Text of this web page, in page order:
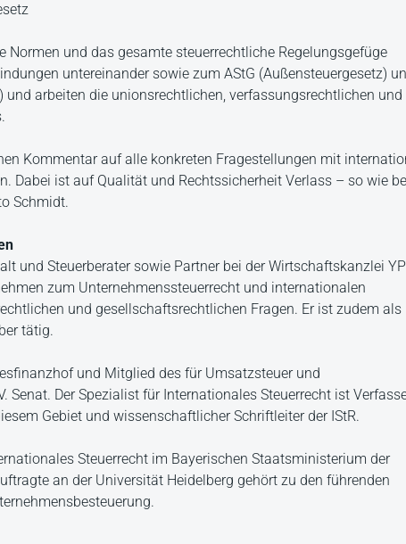
Normen und das gesamte steuerrechtliche Regelungsgefüge
untereinander sowie zum AStG (Außensteuergesetz)
und arbeiten die unionsrechtlichen, verfassungsrechtlichen und
Kommentar auf alle konkreten Fragestellungen mit
Dabei ist auf Qualität und Rechtssicherheit Verlass – so wie
Schmidt.
und Steuerberater sowie Partner bei der Wirtschaftskanzlei
zum Unternehmenssteuerrecht und internationalen
und gesellschaftsrechtlichen Fragen. Er ist zudem als
tätig.
und Mitglied des für Umsatzsteuer und
Senat. Der Spezialist für Internationales Steuerrecht ist
Gebiet und wissenschaftlicher Schriftleiter der IStR.
Steuerrecht im Bayerischen Staatsministerium der
an der Universität Heidelberg gehört zu den führenden